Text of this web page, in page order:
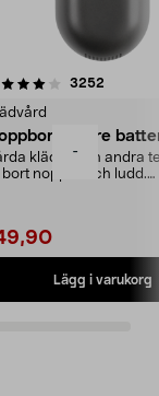
-
3252
kläder och andra
bort noppor och ludd.
Lägg i varukorg
4.5av 5 stjärnor